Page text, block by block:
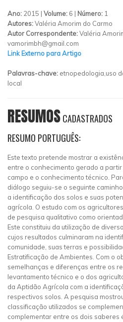
Ano: 2015 | Volume: 6 | Número: 1
Autores:Valéria Amorim do Carmo
Autor Correspondente:Valéria
vamorimbh@gmail.com
Link Externo para Artigo
Palavras-chave: etnopedologia,uso
local
RESUMOSCADASTRADOS
RESUMO PORTUGUÊS:
Este texto pretende mostrar a
entre o conhecimento gerado a
campo e o conhecimento técnico.
diálogo seguiu-se o seguinte
a identificação dos solos e suas
agrícola. O estudo com os
de pesquisa qualitativo como
Este constituiu da utilização de
cujos resultados culminaram na
comunidade, suas terras e
Estratificação de Ambientes. Com o
semelhanças e diferenças entre os
levantamento técnico e o dos
da Aptidão Agrícola com a
respectivos solos. A pesquisa
classificação utilizados se
complementar entre os dois saberes